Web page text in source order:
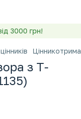
3000 грн!
з Т-